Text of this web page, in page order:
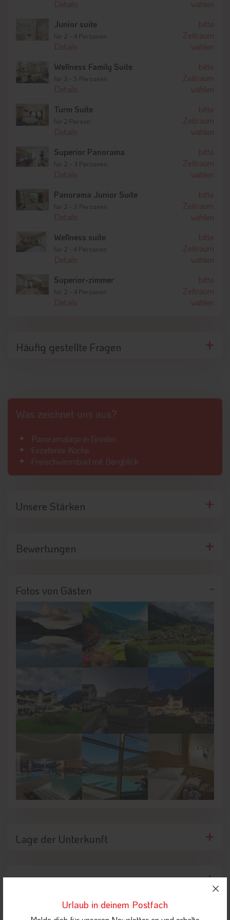
Details
wählen
Junior suite
für 2 - 4 Personen
Details
bitte
Zeitraum
wählen
Wellness Family Suite
für 3 - 5 Personen
Details
bitte
Zeitraum
wählen
Turm Suite
für 2 Person
Details
bitte
Zeitraum
wählen
Superior Panorama
für 2 - 3 Personen
Details
bitte
Zeitraum
wählen
Panorama Junior Suite
für 2 - 3 Personen
Details
bitte
Zeitraum
wählen
Wellness suite
für 2 - 4 Personen
Details
bitte
Zeitraum
wählen
Superior-zimmer
für 2 - 4 Personen
Details
bitte
Zeitraum
wählen
Häufig gestellte Fragen
Was zeichnet uns aus?
Panoramalage in Gröden
Exzellente Küche
Freischwimmbad mit Bergblick
Unsere Stärken
Bewertungen
Fotos von Gästen
Lage der Unterkunft
Umgebung der Unterkunft
Urlaub in deinem Postfach